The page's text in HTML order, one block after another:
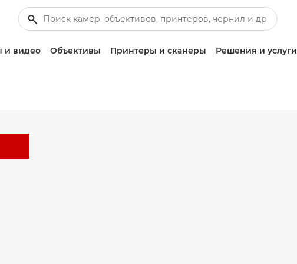
и видео Объективы Принтеры и сканеры Решения и услуги